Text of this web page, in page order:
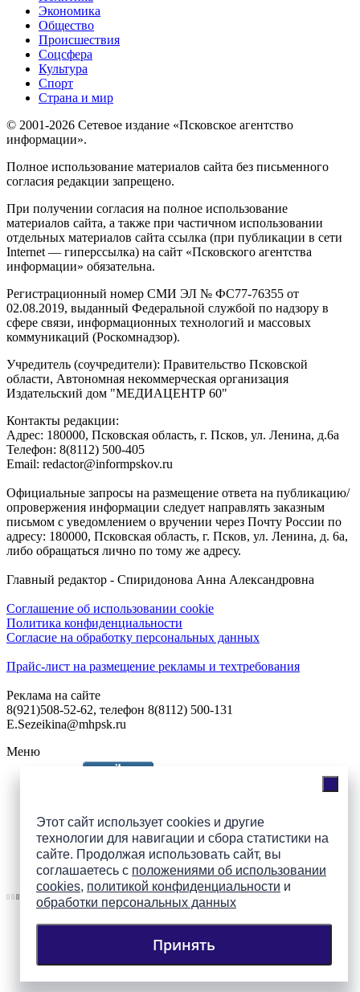
Этот сайт использует cookies и другие
технологии для навигации и сбора статистики на
сайте. Продолжая использовать сайт, вы
соглашаетесь с положениями об использовании
cookies, политикой конфиденциальности и
обработки персональных данных
Принять
Экономика
Общество
Происшествия
Соцсфера
Культура
Спорт
Страна и мир
© 2001-2026 Сетевое издание «Псковское агентство
информации».
Полное использование материалов сайта без письменного
согласия редакции запрещено.
При получении согласия на полное использование
материалов сайта, а также при частичном использовании
отдельных материалов сайта ссылка (при публикации в сети
Internet — гиперссылка) на сайт «Псковского агентства
информации» обязательна.
Регистрационный номер СМИ ЭЛ № ФС77-76355 от
02.08.2019, выданный Федеральной службой по надзору в
сфере связи, информационных технологий и массовых
коммуникаций (Роскомнадзор).
Учредитель (соучредители): Правительство Псковской
области, Автономная некоммерческая организация
Издательский дом "МЕДИАЦЕНТР 60"
Контакты редакции:
Адреc: 180000, Псковская область, г. Псков, ул. Ленина, д.6а
Телефон: 8(8112) 500-405
Email: redactor@informpskov.ru
Официальные запросы на размещение ответа на публикацию/
опровержения информации следует направлять заказным
письмом с уведомлением о вручении через Почту России по
адресу: 180000, Псковская область, г. Псков, ул. Ленина, д. 6а,
либо обращаться лично по тому же адресу.
Главный редактор - Спиридонова Анна Александровна
Соглашение об использовании cookie
Политика конфиденциальности
Согласие на обработку персональных данных
Прайс-лист на размещение рекламы и техтребования
Реклама на сайте
8(921)508-52-62, телефон 8(8112) 500-131
E.Sezeikina@mhpsk.ru
Меню
Подпишись на группы
ПАИ в соцсетях!